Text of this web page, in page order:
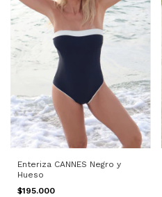
Enteriza CANNES Negro y
Hueso
$195.000